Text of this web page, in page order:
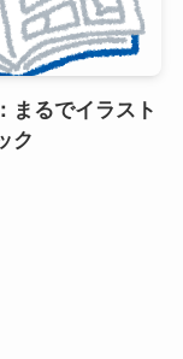
まるでイラスト
ク